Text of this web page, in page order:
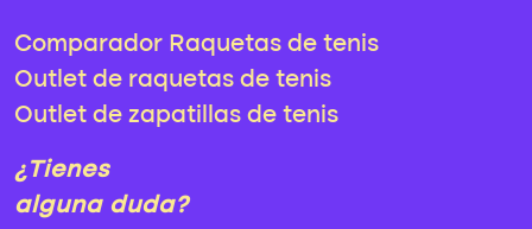
Comparador Raquetas de tenis
Outlet de raquetas de tenis
Outlet de zapatillas de tenis
¿Tienes
alguna duda?